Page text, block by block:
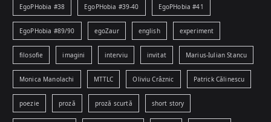
EgoPHobia #38 EgoPHobia #39-40 EgoPHobia #41
EgoPHobia #89/90 egoZaur english experiment
filosofie imagini interviu invitat Marius-Iulian Stancu
Monica Manolachi MTTLC Oliviu Crâznic Patrick Călinescu
poezie proză proză scurtă short story